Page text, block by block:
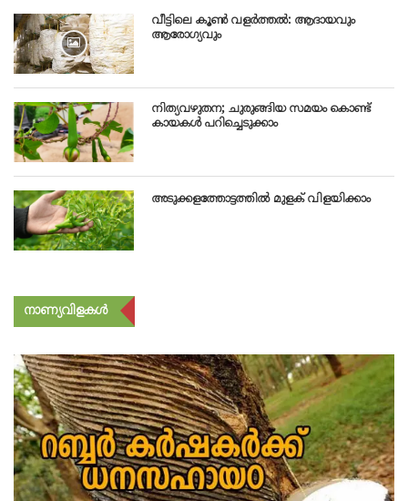
വീട്ടിലെ കൂണ്‍ വളര്‍ത്തൽ: ആദായവും
ആരോഗ്യവും
നിത്യവഴുതന; ചുരുങ്ങിയ സമയം കൊണ്ട്
കായകള്‍ പറിച്ചെടുക്കാം
അടുക്കളത്തോട്ടത്തിൽ മുളക് വിളയിക്കാം
നാണ്യവിളകൾ